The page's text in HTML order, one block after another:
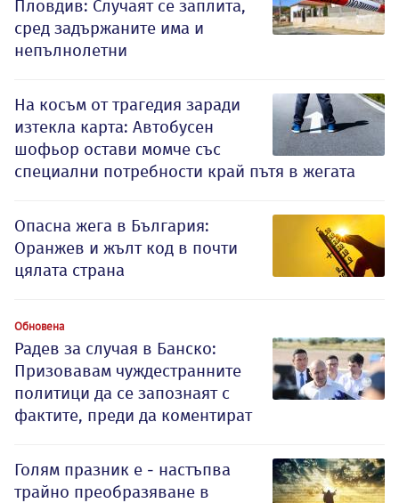
Пловдив: Случаят се заплита,
сред задържаните има и
непълнолетни
На косъм от трагедия заради
изтекла карта: Автобусен
шофьор остави момче със
специални потребности край пътя в жегата
Опасна жега в България:
Оранжев и жълт код в почти
цялата страна
Обновена
Радев за случая в Банско:
Призовавам чуждестранните
политици да се запознаят с
фактите, преди да коментират
Голям празник е - настъпва
трайно преобразяване в